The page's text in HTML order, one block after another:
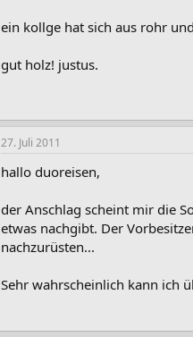
ein kollge hat sich aus rohr
gut holz! justus.
27. Juli 2011
hallo duoreisen,
der Anschlag scheint mir die
etwas nachgibt. Der
nachzurüsten...
Sehr wahrscheinlich kann ich